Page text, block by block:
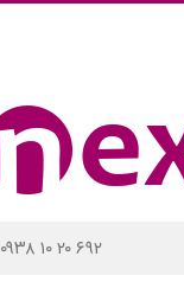
۰۹۳۸ ۱۰ ۲۰ ۶۹۲